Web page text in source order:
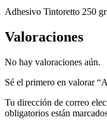
Adhesivo Tintoretto 250
Valoraciones
No hay valoraciones aún.
Sé el primero en valorar
Tu dirección de correo
obligatorios están